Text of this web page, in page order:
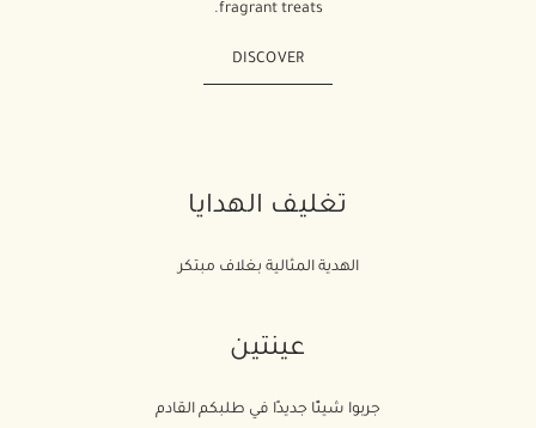
fragrant treats.
DISCOVER
تغليف الهدايا
الهدية المثالية بغلاف مبتكر
عينتين
جربوا شيئًا جديدًا في طلبكم القادم